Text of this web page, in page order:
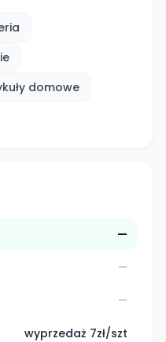
domowe
—
—
—
wyprzedaż 7zł/szt